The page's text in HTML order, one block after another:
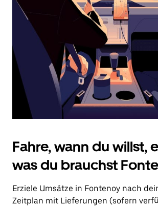
Drücke
die
Escape-
Taste,
den
Kalender
zu
schließen.
Fahre, wann du willst,
was du brauchst
Erziele Umsätze in Fontenoy nach
Zeitplan mit Lieferungen (sofern